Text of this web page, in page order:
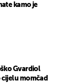
kamo je
Gvardiol
momčad